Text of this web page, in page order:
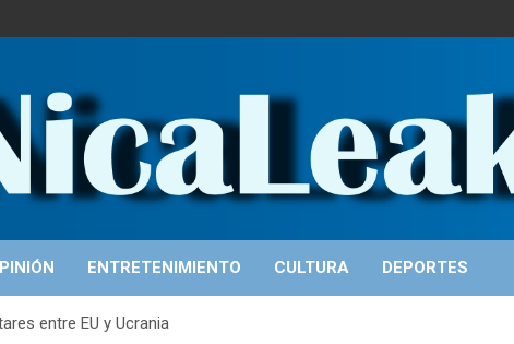
ENTRETENIMIENTO CULTURA DEPORTES
entre EU y Ucrania